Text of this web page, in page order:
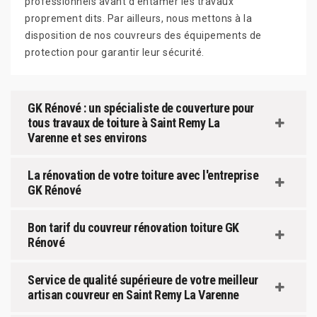
proprement dits. Par ailleurs, nous mettons à la
disposition de nos couvreurs des équipements de
protection pour garantir leur sécurité.
GK Rénové : un spécialiste de couverture pour
tous travaux de toiture à Saint Remy La
Varenne et ses environs
La rénovation de votre toiture avec l'entreprise
GK Rénové
Bon tarif du couvreur rénovation toiture GK
Rénové
Service de qualité supérieure de votre meilleur
artisan couvreur en Saint Remy La Varenne